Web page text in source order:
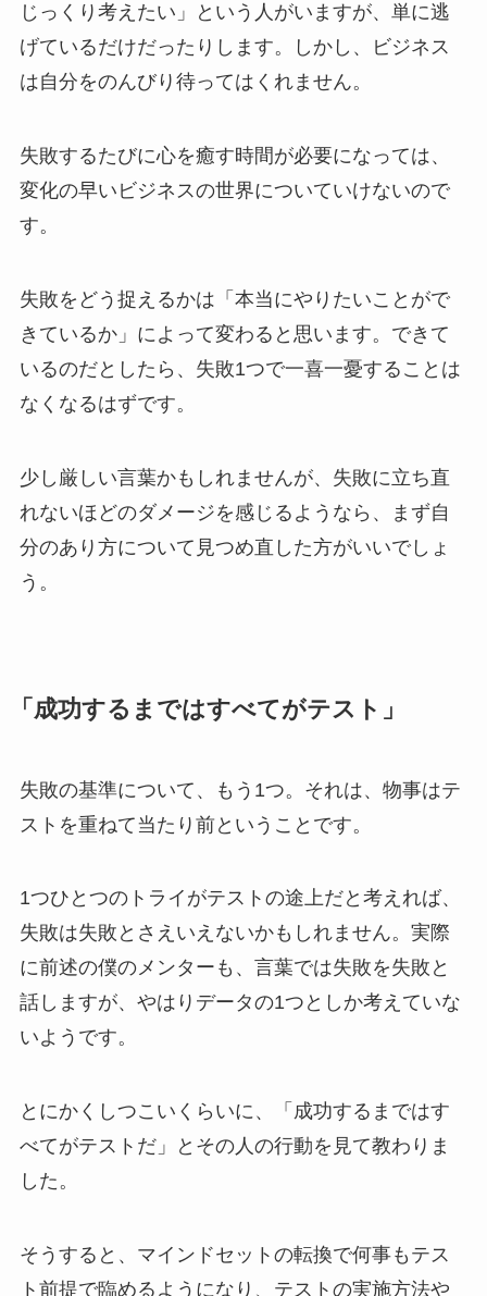
じっくり考えたい」という人がいますが、単に逃
げているだけだったりします。しかし、ビジネス
は自分をのんびり待ってはくれません。
失敗するたびに心を癒す時間が必要になっては、
変化の早いビジネスの世界についていけないので
す。
失敗をどう捉えるかは「本当にやりたいことがで
きているか」によって変わると思います。できて
いるのだとしたら、失敗1つで一喜一憂することは
なくなるはずです。
少し厳しい言葉かもしれませんが、失敗に立ち直
れないほどのダメージを感じるようなら、まず自
分のあり方について見つめ直した方がいいでしょ
う。
「成功するまではすべてがテスト」
失敗の基準について、もう1つ。それは、物事はテ
ストを重ねて当たり前ということです。
1つひとつのトライがテストの途上だと考えれば、
失敗は失敗とさえいえないかもしれません。実際
に前述の僕のメンターも、言葉では失敗を失敗と
話しますが、やはりデータの1つとしか考えていな
いようです。
とにかくしつこいくらいに、「成功するまではす
べてがテストだ」とその人の行動を見て教わりま
した。
そうすると、マインドセットの転換で何事もテス
ト前提で臨めるようになり、テストの実施方法や